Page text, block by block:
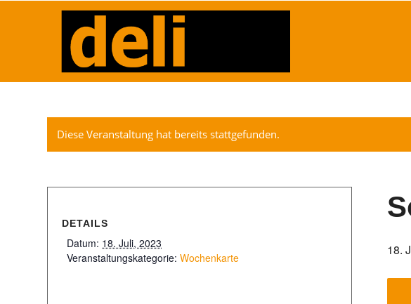
Diese Veranstaltung hat bereits stattgefunden.
18.
DETAILS
Datum: 18. Juli, 2023
Veranstaltungskategorie: Wochenkarte